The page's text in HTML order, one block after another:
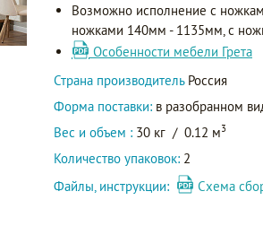
Возможно исполнение с
ножками 140мм - 1135мм, с
Особенности мебели Грета
Страна производитель Россия
Форма поставки: в разобранном
Вес и объем : 30 кг / 0.12 м3
Количество упаковок: 2
Файлы, инструкции:
Схема